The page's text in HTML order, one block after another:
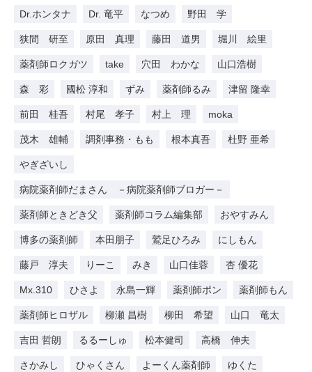
Dr.ホンタナ Dr. 竜平 なつめ 野田 学
狭間 研至 原田 真理 藤田 道男 堀川 絵里
薬剤師ロクガツ take 穴田 わかな 山口浩樹
森 彩 國松 淳和 ずみ 薬剤師るみ 津留 隆幸
前田 桂吾 村尾 孝子 村上 理 moka
茂木 雄輔 調剤事務・もも 根本真吾 杜野 亜希
やぎざいし
病院薬剤師だまさん －病院薬剤師ブロガー－
薬剤師ときどき父 薬剤師コラム編集部 おやすみん
博多の薬剤師 本田朋子 鷲足ひろみ にしもん
藤戸 淳夫 りーこ みき 山口佳蓉 杏 優花
Mx.310 ひさよ 永島一輝 薬剤師ポン 薬剤師もん
薬剤師ヒロザル 柳瀬 昌樹 柳田 希望 山口 竜太
吉田 哲朗 るるーしゅ 松本健司 高橋 伸夫
さかみし ひゃくさん よーくん薬剤師 ゆくた